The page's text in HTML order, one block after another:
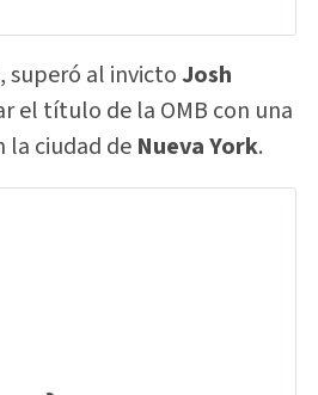
superó al invictoJosh
el título de la OMB con una
la ciudad de Nueva York.